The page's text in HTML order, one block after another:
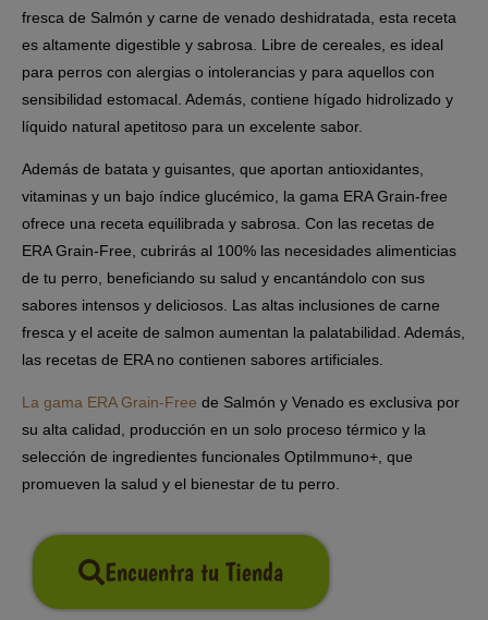
fresca de Salmón y carne de venado deshidratada, esta receta
es altamente digestible y sabrosa. Libre de cereales, es ideal
para perros con alergias o intolerancias y para aquellos con
sensibilidad estomacal. Además, contiene hígado hidrolizado y
líquido natural apetitoso para un excelente sabor.
Además de batata y guisantes, que aportan antioxidantes,
vitaminas y un bajo índice glucémico, la gama ERA Grain-free
ofrece una receta equilibrada y sabrosa. Con las recetas de
ERA Grain-Free, cubrirás al 100% las necesidades alimenticias
de tu perro, beneficiando su salud y encantándolo con sus
sabores intensos y deliciosos. Las altas inclusiones de carne
fresca y el aceite de salmon aumentan la palatabilidad. Además,
las recetas de ERA no contienen sabores artificiales.
La gama ERA Grain-Free de Salmón y Venado es exclusiva por
su alta calidad, producción en un solo proceso térmico y la
selección de ingredientes funcionales OptiImmuno+, que
promueven la salud y el bienestar de tu perro.
Encuentra tu Tienda